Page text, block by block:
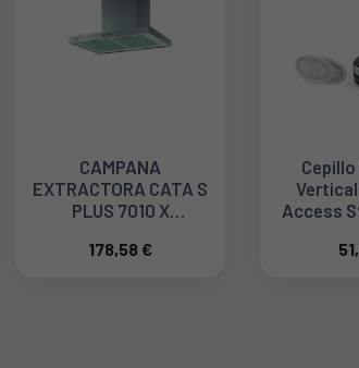
CAMPANA
EXTRACTORA CATA S
PLUS 7010 X
178,58 €
Cepillo
Access